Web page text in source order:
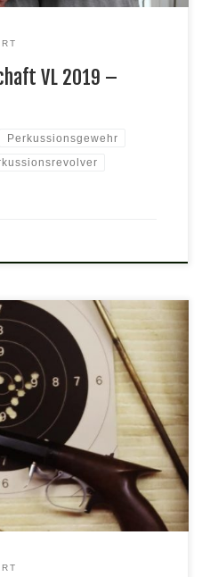
VL 2019 –
Perkussionsgewehr
am vergangenen
gewannen die Reinheimer
Vorderlader Kurzwaffen-
durch Jörg Klock
drei 2. Plätze durch Jörg
und der Steinschloß-Pistole